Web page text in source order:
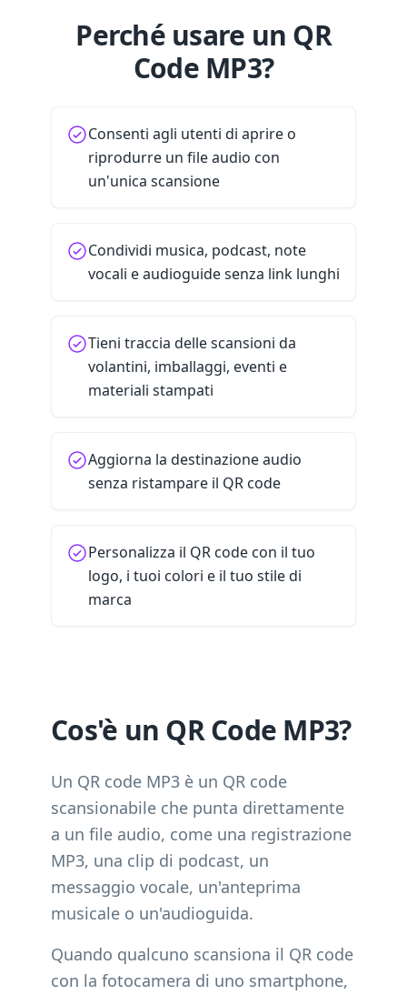
Perché usare un QR
Code MP3?
Consenti agli utenti di aprire o
riprodurre un file audio con
un'unica scansione
Condividi musica, podcast, note
vocali e audioguide senza link lunghi
Tieni traccia delle scansioni da
volantini, imballaggi, eventi e
materiali stampati
Aggiorna la destinazione audio
senza ristampare il QR code
Personalizza il QR code con il tuo
logo, i tuoi colori e il tuo stile di
marca
Cos'è un QR Code MP3?
Un QR code MP3 è un QR code
scansionabile che punta direttamente
a un file audio, come una registrazione
MP3, una clip di podcast, un
messaggio vocale, un'anteprima
musicale o un'audioguida.
Quando qualcuno scansiona il QR code
con la fotocamera di uno smartphone,